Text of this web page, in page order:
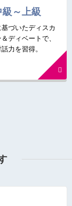
級～上級
づいたディスカ
ディベートで、
力を習得。